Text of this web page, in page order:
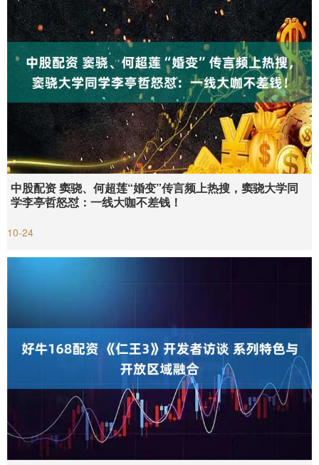
中股配资 窦骁、何超莲“婚变”传言频上热搜，窦骁大学同
学李亭哲怒怼：一线大咖不差钱！
10-24